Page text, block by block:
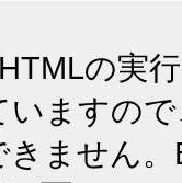
の実
ますの
ません